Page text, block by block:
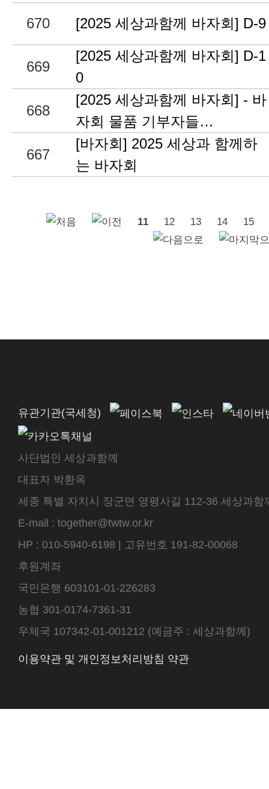
670
[2025 세상과함께 바자회] D-9
669
[2025 세상과함께 바자회] D-1
0
668
[2025 세상과함께 바자회] - 바
자회 물품 기부자들…
667
[바자회] 2025 세상과 함께하
는 바자회
11 12 13 14 15
유관기관(국세청)
사단법인 세상과함께
대표자 박환옥
세종 특별 자치시 장군면 영평사길 112-36 세상과
E-mail : together@twtw.or.kr
HP : 010-5940-6198 | 고유번호 191-82-00068
후원계좌
국민은행 603101-01-226283
농협 301-0174-7361-31
우체국 107342-01-001212 (예금주 : 세상과함께)
이용약관 및 개인정보처리방침 약관